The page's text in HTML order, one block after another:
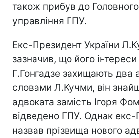
також прибув до Головного
управління ГПУ.
Екс-Президент України
зазначив, що його інтереси
Г.Гонгадзе захищають два
словами Л.Кучми, він
адвоката замість Ігоря
відведено ГПУ. Однак екс-
назвав прізвища нового